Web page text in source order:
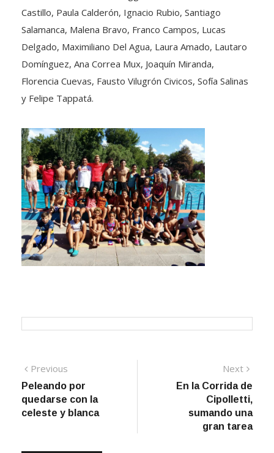
Castillo, Paula Calderón, Ignacio Rubio, Santiago
Salamanca, Malena Bravo, Franco Campos, Lucas
Delgado, Maximiliano Del Agua, Laura Amado, Lautaro
Domínguez, Ana Correa Mux, Joaquín Miranda,
Florencia Cuevas, Fausto Vilugrón Civicos, Sofía Salinas
y Felipe Tappatá.
Navegación
de
entradas
Previous
post:
Peleando por
quedarse con la
celeste y blanca
Next
En la Corrida de
Cipolletti,
sumando una
gran tarea